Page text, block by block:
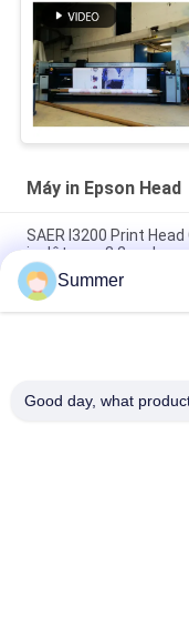
Máy in Epson Head
SAER I3200 Print Head
in dệt may 3,2m cho
Máy in vải kỹ thuật số
polyester
Máy in phun trực tiếp
Summer
Good day, what